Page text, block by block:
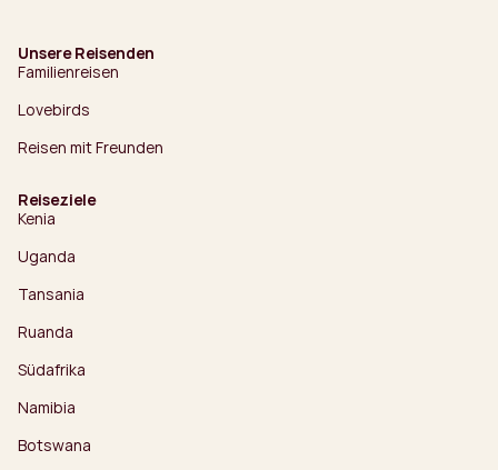
Unsere Reisenden
Familienreisen
Lovebirds
Reisen mit Freunden
Reiseziele
Kenia
Uganda
Tansania
Ruanda
Südafrika
Namibia
Botswana